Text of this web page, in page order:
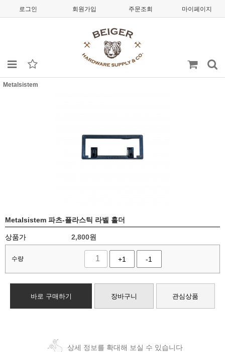
로그인 회원가입 주문조회 마이페이지
Metalsistem
Metalsistem 파츠-플라스틱 라벨 홀더
상품가 2,800원
수량 +1 -1
바로 구매하기 장바구니 관심상품
상세 정보를 확대해 보실 수 있습니다